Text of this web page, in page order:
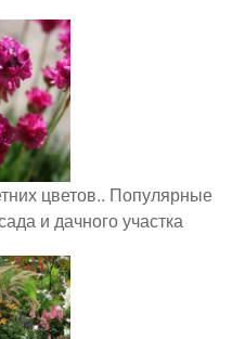
цветов.. Популярные
и дачного участка